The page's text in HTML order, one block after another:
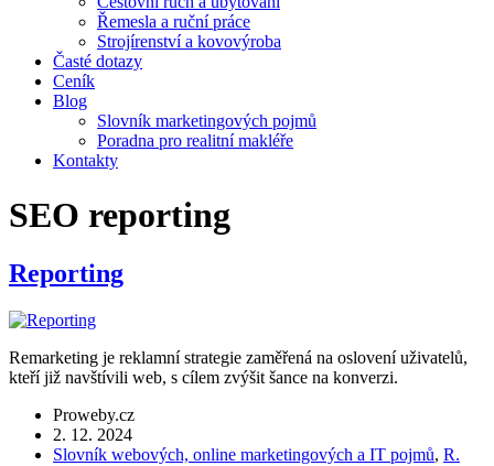
Řemesla a ruční práce
Strojírenství a kovovýroba
Časté dotazy
Ceník
Blog
Slovník marketingových pojmů
Poradna pro realitní makléře
Kontakty
SEO reporting
Reporting
Remarketing je reklamní strategie zaměřená na oslovení uživatelů,
kteří již navštívili web, s cílem zvýšit šance na konverzi.
Proweby.cz
2. 12. 2024
Slovník webových, online marketingových a IT pojmů, R.